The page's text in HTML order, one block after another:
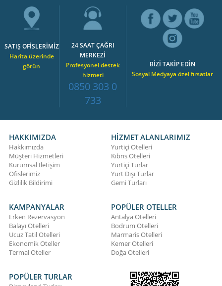
SATIŞ OFİSLERİMİZ
Harita üzerinde
görün
24 SAAT ÇAĞRI
MERKEZİ
Profesyonel destek
hizmeti
0850 303 0
733
BİZİ TAKİP EDİN
Sosyal Medyaya özel fırsatlar
HAKKIMIZDA
Hakkımızda
Müşteri Hizmetleri
Kurumsal İletişim
Ofislerimiz
Gizlilik Bildirimi
HİZMET ALANLARIMIZ
Yurtiçi Otelleri
Kıbrıs Otelleri
Yurtiçi Turlar
Yurt Dışı Turlar
Gemi Turları
KAMPANYALAR
Erken Rezervasyon
Balayı Otelleri
Ucuz Tatil Otelleri
Ekonomik Oteller
Termal Oteller
POPÜLER OTELLER
Antalya Otelleri
Bodrum Otelleri
Marmaris Otelleri
Kemer Otelleri
Doğa Otelleri
POPÜLER TURLAR